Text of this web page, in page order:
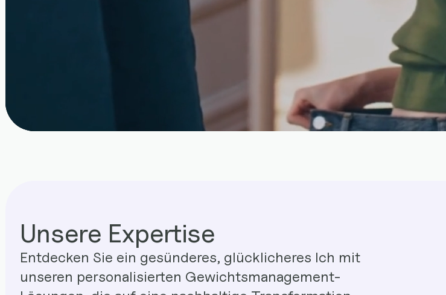
Unsere Expertise
Entdecken Sie ein gesünderes, glücklicheres Ich mit
unseren personalisierten Gewichtsmanagement-